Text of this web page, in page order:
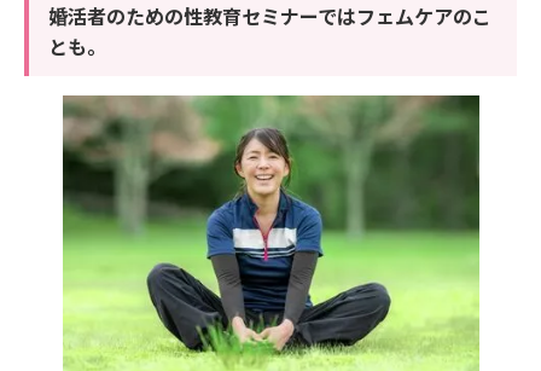
婚活者のための性教育セミナーではフェムケアのこ
とも。